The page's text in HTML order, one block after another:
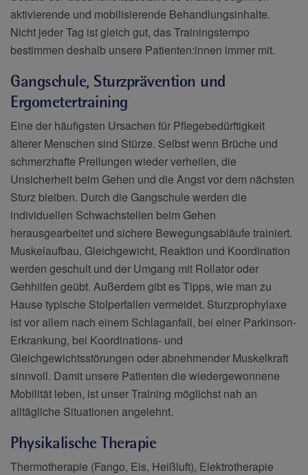
aktivierende und mobilisierende Behandlungsinhalte.
Nicht jeder Tag ist gleich gut, das Trainingstempo
bestimmen deshalb unsere Patienten:innen immer mit.
Gangschule, Sturzprävention und
Ergometertraining
Eine der häufigsten Ursachen für Pflegebedürftigkeit
älterer Menschen sind Stürze. Selbst wenn Brüche und
schmerzhafte Prellungen wieder verheilen, die
Unsicherheit beim Gehen und die Angst vor dem nächsten
Sturz bleiben. Durch die Gangschule werden die
individuellen Schwachstellen beim Gehen
herausgearbeitet und sichere Bewegungsabläufe trainiert.
Muskelaufbau, Gleichgewicht, Reaktion und Koordination
werden geschult und der Umgang mit Rollator oder
Gehhilfen geübt. Außerdem gibt es Tipps, wie man zu
Hause typische Stolperfallen vermeidet. Sturzprophylaxe
ist vor allem nach einem Schlaganfall, bei einer Parkinson-
Erkrankung, bei Koordinations- und
Gleichgewichtsstörungen oder abnehmender Muskelkraft
sinnvoll. Damit unsere Patienten die wiedergewonnene
Mobilität leben, ist unser Training möglichst nah an
alltägliche Situationen angelehnt.
Physikalische Therapie
Thermotherapie (Fango, Eis, Heißluft), Elektrotherapie